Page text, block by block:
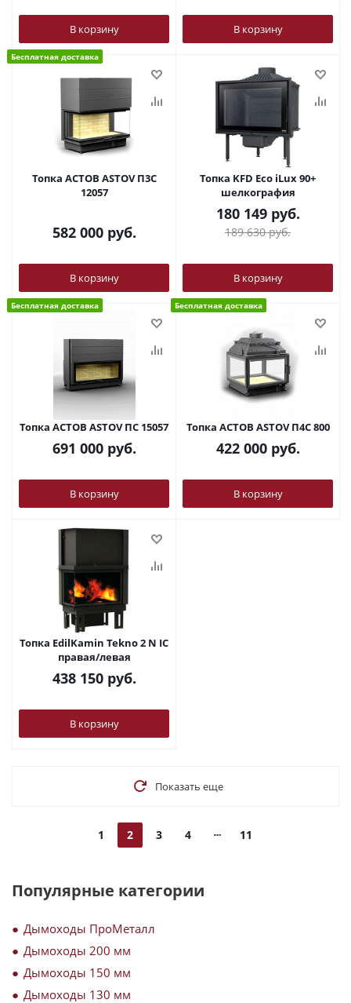
В корзину В корзину
Бесплатная доставка
Топка АСТОВ ASTOV П3С
12057
582 000руб.
В корзину
Топка KFD Eco iLux 90+
шелкография
180 149руб.
189 630руб.
В корзину
Бесплатная доставка
Топка АСТОВ ASTOV ПС 15057
691 000руб.
В корзину
Бесплатная доставка
Топка АСТОВ ASTOV П4С 800
422 000руб.
В корзину
Топка EdilKamin Tekno 2 N IC
правая/левая
438 150руб.
В корзину
Показать еще
1 2 3 4 11
Популярные категории
Дымоходы ПроМеталл
Дымоходы 200 мм
Дымоходы 150 мм
Дымоходы 130 мм